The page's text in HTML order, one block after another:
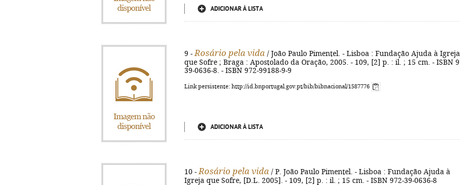
ADICIONAR À LISTA
9 - Rosário pela vida / João Paulo Pimentel. - Lisboa : Fundação Ajuda à Igreja
que Sofre ; Braga : Apostolado da Oração, 2005. - 109, [2] p. : il. ; 15 cm. - ISBN
39-0636-8. - ISBN 972-99188-9-9
Link persistente: http://id.bnportugal.gov.pt/bib/bibnacional/1587776
ADICIONAR À LISTA
10 - Rosário pela vida / P. João Paulo Pimentel. - Lisboa : Fundação Ajuda à
Igreja que Sofre, [D.L. 2005]. - 109, [2] p. : il. ; 15 cm. - ISBN 972-39-0636-8